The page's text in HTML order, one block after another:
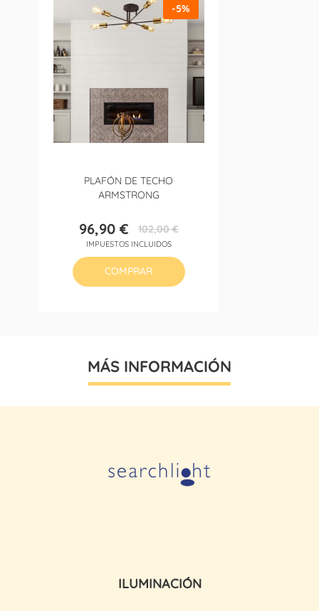
PLAFÓN DE TECHO
ARMSTRONG
Precio
96,90 €Precio
base
102,00 €
IMPUESTOS INCLUIDOS
-5%
COMPRAR
MÁS INFORMACIÓN
ILUMINACIÓN